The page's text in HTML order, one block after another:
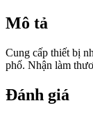
Mô tả
Cung cấp thiết bị
phố. Nhận làm
Đánh giá